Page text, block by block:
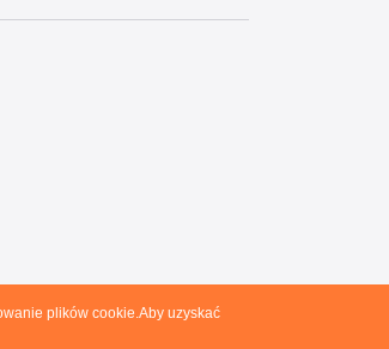
plików cookie.Aby uzyskać